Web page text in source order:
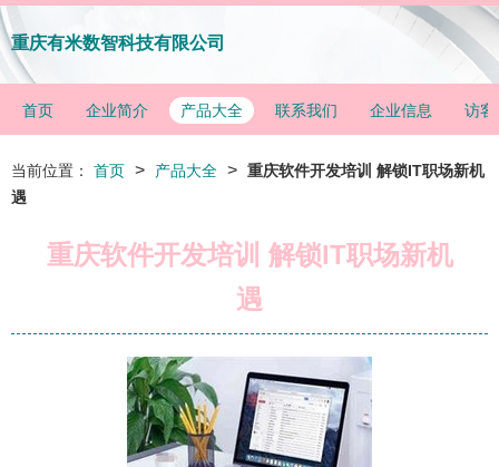
重庆有米数智科技有限公司
首页 企业简介 产品大全 联系我们 企业信息 访客
当前位置： 首页 > 产品大全 > 重庆软件开发培训 解锁IT职场新机
遇
重庆软件开发培训 解锁IT职场新机
遇